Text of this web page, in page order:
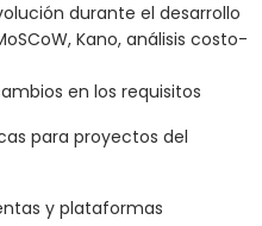
durante el desarrollo
Kano, análisis costo-
en los requisitos
para proyectos del
y plataformas